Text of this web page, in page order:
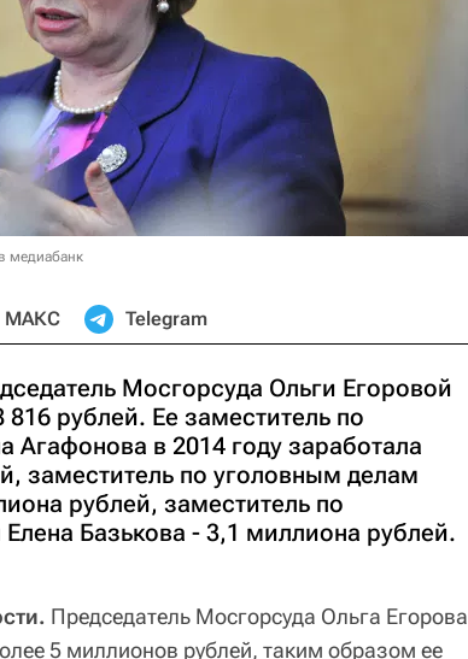
медиабанк
МАКС Telegram
Мосгорсуда Ольги Егоровой
816 рублей. Ее заместитель по
Агафонова в 2014 году заработала
заместитель по уголовным делам
рублей, заместитель по
Базькова - 3,1 миллиона рублей.
Председатель Мосгорсуда Ольга Егорова
5 миллионов рублей, таким образом ее